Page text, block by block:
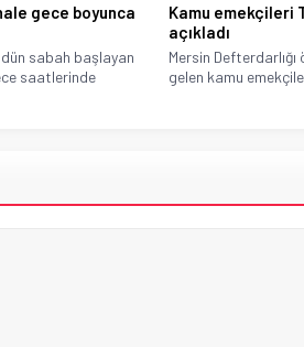
gece boyunca
dün sabah başlayan
saatlerinde
Kamu emekçileri
açıkladı
Mersin
gelen kamu